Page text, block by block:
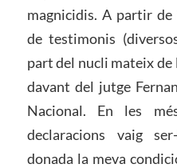
magnicidis. A partir de
de testimonis
part del nucli mateix de
davant del jutge
Nacional. En les
declaracions vaig
donada la meva